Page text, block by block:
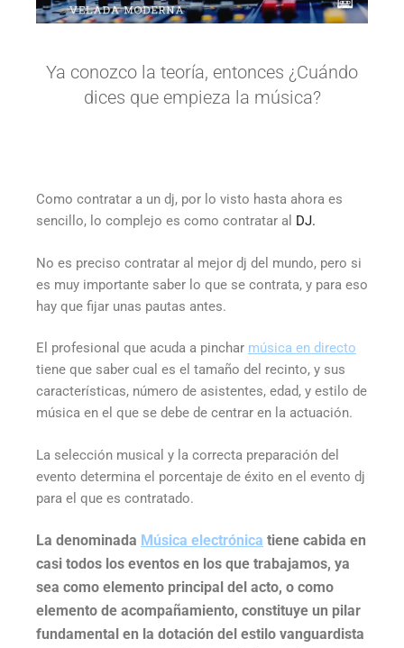
Ya conozco la teoría, entonces ¿Cuándo
dices que empieza la música?
Como contratar a un dj, por lo visto hasta ahora es
sencillo, lo complejo es como contratar al DJ.
No es preciso contratar al mejor dj del mundo, pero si
es muy importante saber lo que se contrata, y para eso
hay que fijar unas pautas antes.
El profesional que acuda a pinchar música en directo
tiene que saber cual es el tamaño del recinto, y sus
características, número de asistentes, edad, y estilo de
música en el que se debe de centrar en la actuación.
La selección musical y la correcta preparación del
evento determina el porcentaje de éxito en el evento dj
para el que es contratado.
La denominada Música electrónica tiene cabida en
casi todos los eventos en los que trabajamos, ya
sea como elemento principal del acto, o como
elemento de acompañamiento, constituye un pilar
fundamental en la dotación del estilo vanguardista